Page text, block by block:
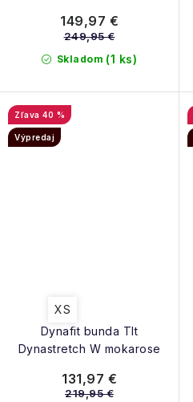
Skladom (1 ks)
149,97 €
249,95 €
Dynafit bunda Tlt
Dynastretch W mokarose
40 %
Výpredaj
XS
131,97 €
219,95 €